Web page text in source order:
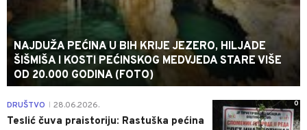
NAJDUŽA PEĆINA U BIH KRIJE JEZERO, HILJADE
ŠIŠMIŠA I KOSTI PEĆINSKOG MEDVJEDA STARE VIŠE
OD 20.000 GODINA (FOTO)
0
DRUŠTVO 28.06.2026.
Teslić čuva praistoriju: Rastuška pećina